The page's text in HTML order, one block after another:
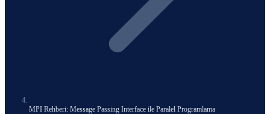
MPI Rehberi: Message Passing Interface ile Paralel Programlama